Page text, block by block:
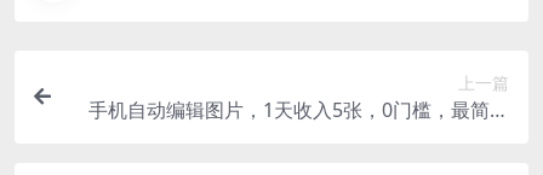
上一篇
手机自动编辑图片，1天收入5张，0门槛，最简单